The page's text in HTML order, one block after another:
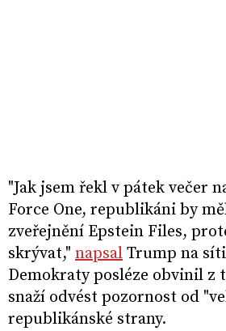
"Jak jsem řekl v pátek večer
Force One, republikáni by
zveřejnění Epstein Files,
skrývat," napsal Trump na
Demokraty posléze obvinil z
snaží odvést pozornost od
republikánské strany.